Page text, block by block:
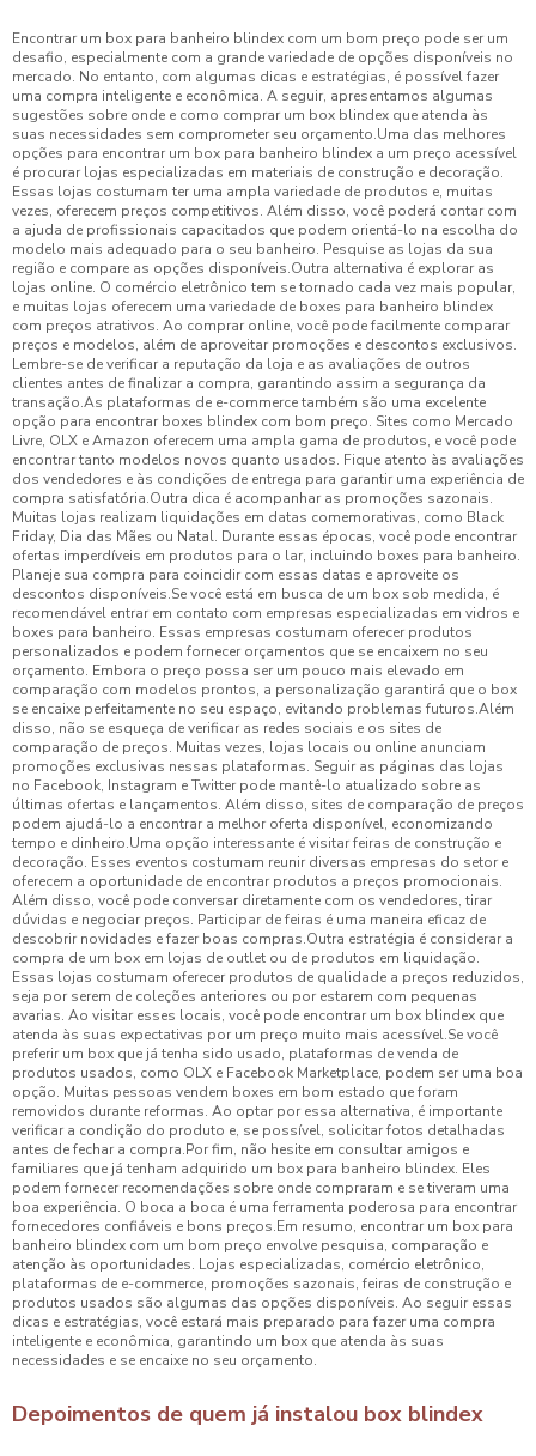
Encontrar um box para banheiro blindex com um bom preço pode ser um
desafio, especialmente com a grande variedade de opções disponíveis no
mercado. No entanto, com algumas dicas e estratégias, é possível fazer
uma compra inteligente e econômica. A seguir, apresentamos algumas
sugestões sobre onde e como comprar um box blindex que atenda às
suas necessidades sem comprometer seu orçamento.Uma das melhores
opções para encontrar um box para banheiro blindex a um preço acessível
é procurar lojas especializadas em materiais de construção e decoração.
Essas lojas costumam ter uma ampla variedade de produtos e, muitas
vezes, oferecem preços competitivos. Além disso, você poderá contar com
a ajuda de profissionais capacitados que podem orientá-lo na escolha do
modelo mais adequado para o seu banheiro. Pesquise as lojas da sua
região e compare as opções disponíveis.Outra alternativa é explorar as
lojas online. O comércio eletrônico tem se tornado cada vez mais popular,
e muitas lojas oferecem uma variedade de boxes para banheiro blindex
com preços atrativos. Ao comprar online, você pode facilmente comparar
preços e modelos, além de aproveitar promoções e descontos exclusivos.
Lembre-se de verificar a reputação da loja e as avaliações de outros
clientes antes de finalizar a compra, garantindo assim a segurança da
transação.As plataformas de e-commerce também são uma excelente
opção para encontrar boxes blindex com bom preço. Sites como Mercado
Livre, OLX e Amazon oferecem uma ampla gama de produtos, e você pode
encontrar tanto modelos novos quanto usados. Fique atento às avaliações
dos vendedores e às condições de entrega para garantir uma experiência de
compra satisfatória.Outra dica é acompanhar as promoções sazonais.
Muitas lojas realizam liquidações em datas comemorativas, como Black
Friday, Dia das Mães ou Natal. Durante essas épocas, você pode encontrar
ofertas imperdíveis em produtos para o lar, incluindo boxes para banheiro.
Planeje sua compra para coincidir com essas datas e aproveite os
descontos disponíveis.Se você está em busca de um box sob medida, é
recomendável entrar em contato com empresas especializadas em vidros e
boxes para banheiro. Essas empresas costumam oferecer produtos
personalizados e podem fornecer orçamentos que se encaixem no seu
orçamento. Embora o preço possa ser um pouco mais elevado em
comparação com modelos prontos, a personalização garantirá que o box
se encaixe perfeitamente no seu espaço, evitando problemas futuros.Além
disso, não se esqueça de verificar as redes sociais e os sites de
comparação de preços. Muitas vezes, lojas locais ou online anunciam
promoções exclusivas nessas plataformas. Seguir as páginas das lojas
no Facebook, Instagram e Twitter pode mantê-lo atualizado sobre as
últimas ofertas e lançamentos. Além disso, sites de comparação de preços
podem ajudá-lo a encontrar a melhor oferta disponível, economizando
tempo e dinheiro.Uma opção interessante é visitar feiras de construção e
decoração. Esses eventos costumam reunir diversas empresas do setor e
oferecem a oportunidade de encontrar produtos a preços promocionais.
Além disso, você pode conversar diretamente com os vendedores, tirar
dúvidas e negociar preços. Participar de feiras é uma maneira eficaz de
descobrir novidades e fazer boas compras.Outra estratégia é considerar a
compra de um box em lojas de outlet ou de produtos em liquidação.
Essas lojas costumam oferecer produtos de qualidade a preços reduzidos,
seja por serem de coleções anteriores ou por estarem com pequenas
avarias. Ao visitar esses locais, você pode encontrar um box blindex que
atenda às suas expectativas por um preço muito mais acessível.Se você
preferir um box que já tenha sido usado, plataformas de venda de
produtos usados, como OLX e Facebook Marketplace, podem ser uma boa
opção. Muitas pessoas vendem boxes em bom estado que foram
removidos durante reformas. Ao optar por essa alternativa, é importante
verificar a condição do produto e, se possível, solicitar fotos detalhadas
antes de fechar a compra.Por fim, não hesite em consultar amigos e
familiares que já tenham adquirido um box para banheiro blindex. Eles
podem fornecer recomendações sobre onde compraram e se tiveram uma
boa experiência. O boca a boca é uma ferramenta poderosa para encontrar
fornecedores confiáveis e bons preços.Em resumo, encontrar um box para
banheiro blindex com um bom preço envolve pesquisa, comparação e
atenção às oportunidades. Lojas especializadas, comércio eletrônico,
plataformas de e-commerce, promoções sazonais, feiras de construção e
produtos usados são algumas das opções disponíveis. Ao seguir essas
dicas e estratégias, você estará mais preparado para fazer uma compra
inteligente e econômica, garantindo um box que atenda às suas
necessidades e se encaixe no seu orçamento.
Depoimentos de quem já instalou box blindex